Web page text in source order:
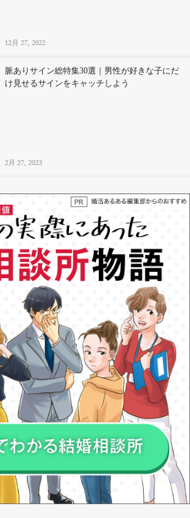
12月 27, 2022
脈ありサイン総特集30選｜男性が好きな子にだ
け見せるサインをキャッチしよう
2月 27, 2023